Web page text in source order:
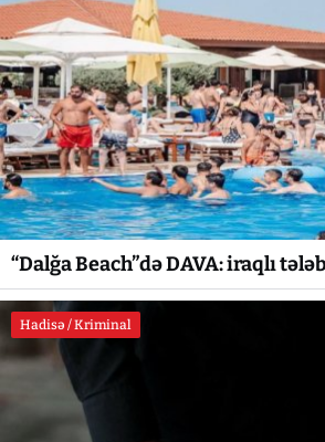
“Dalğa Beach”də DAVA: iraqlı
Hadisə / Kriminal